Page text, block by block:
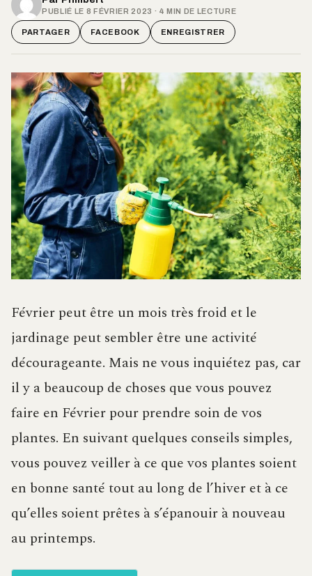
PUBLIÉ LE 8 FÉVRIER 2023 · 4 MIN DE LECTURE
PARTAGER FACEBOOK ENREGISTRER
Février peut être un mois très froid et le
jardinage peut sembler être une activité
décourageante. Mais ne vous inquiétez pas, car
il y a beaucoup de choses que vous pouvez
faire en Février pour prendre soin de vos
plantes. En suivant quelques conseils simples,
vous pouvez veiller à ce que vos plantes soient
en bonne santé tout au long de l’hiver et à ce
qu’elles soient prêtes à s’épanouir à nouveau
au printemps.